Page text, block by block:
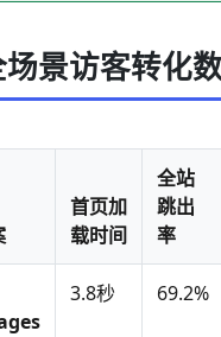
景访客转化
首页加
载时间
全站
跳出
率
3.8秒 69.2%